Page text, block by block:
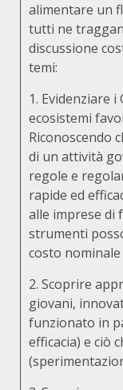
alimentare un
tutti ne
discussione
temi:
1. Evidenziare
ecosistemi
Riconoscendo
di un attività
regole e
rapide ed
alle imprese di
strumenti
costo
2. Scoprire
giovani,
funzionato in
efficacia) e ciò